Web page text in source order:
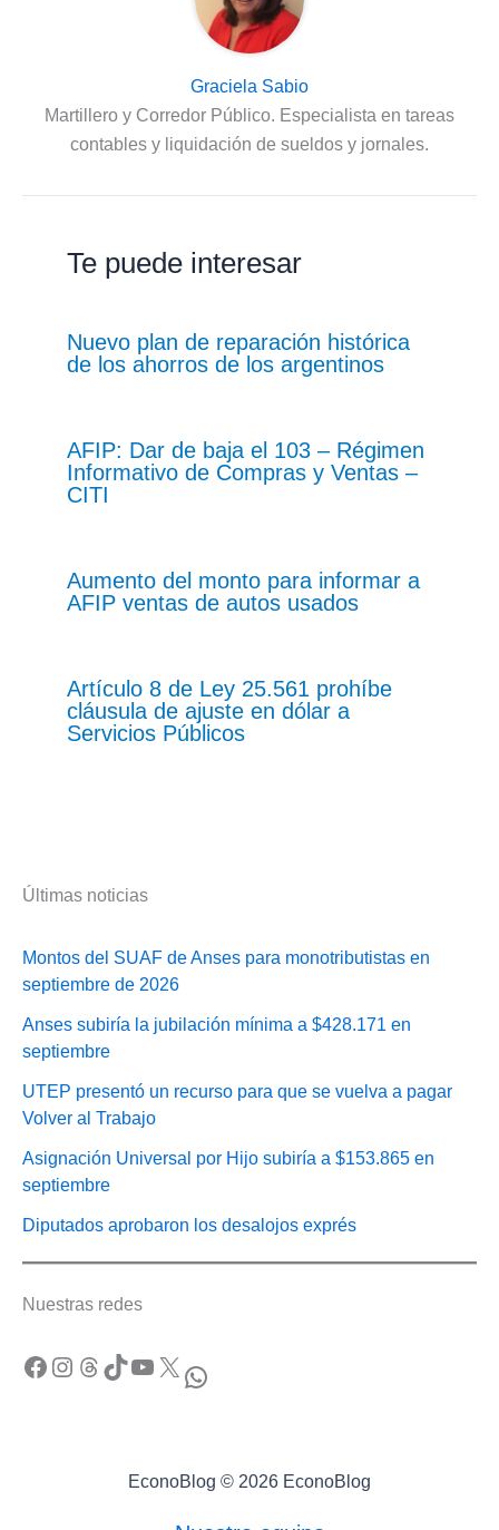
Graciela Sabio
Martillero y Corredor Público. Especialista en tareas
contables y liquidación de sueldos y jornales.
Te puede interesar
Nuevo plan de reparación histórica
de los ahorros de los argentinos
AFIP: Dar de baja el 103 – Régimen
Informativo de Compras y Ventas –
CITI
Aumento del monto para informar a
AFIP ventas de autos usados
Artículo 8 de Ley 25.561 prohíbe
cláusula de ajuste en dólar a
Servicios Públicos
Últimas noticias
Montos del SUAF de Anses para monotributistas en
septiembre de 2026
Anses subiría la jubilación mínima a $428.171 en
septiembre
UTEP presentó un recurso para que se vuelva a pagar
Volver al Trabajo
Asignación Universal por Hijo subiría a $153.865 en
septiembre
Diputados aprobaron los desalojos exprés
Nuestras redes
Facebook Instagram Threads TikTok YouTube X WhatsApp
EconoBlog © 2026 EconoBlog